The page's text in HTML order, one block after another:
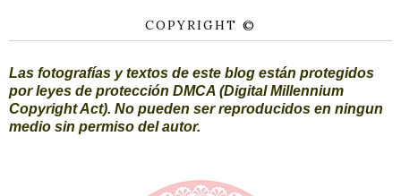
COPYRIGHT ©
Las fotografías y textos de este blog están protegidos
por leyes de protección DMCA (Digital Millennium
Copyright Act). No pueden ser reproducidos en ningun
medio sin permiso del autor.